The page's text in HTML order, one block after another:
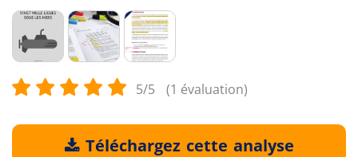
5/5 (1 évaluation)
Téléchargez cette analyse